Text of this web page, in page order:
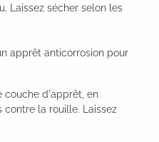
Laissez sécher selon les
apprêt anticorrosion pour
couche d'apprêt, en
contre la rouille. Laissez